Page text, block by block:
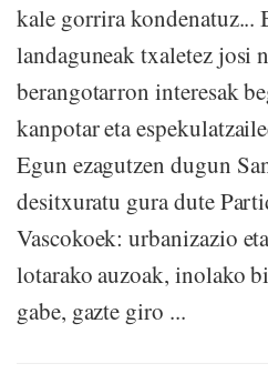
kale gorrira kondenatuz...
landaguneak txaletez josi
berangotarron interesak
kanpotar eta
Egun ezagutzen dugun
desitxuratu gura dute
Vascokoek: urbanizazio
lotarako auzoak, inolako
gabe, gazte giro ...